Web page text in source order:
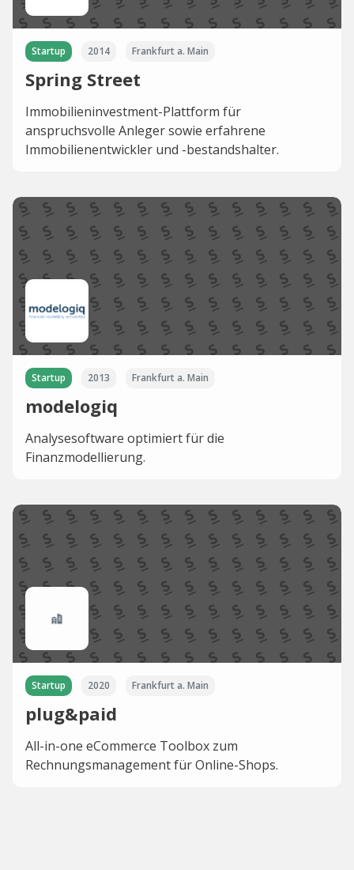
Startup 2014 Frankfurt a. Main
Spring Street
Immobilieninvestment-Plattform für
anspruchsvolle Anleger sowie erfahrene
Immobilienentwickler und -bestandshalter.
Startup 2013 Frankfurt a. Main
modelogiq
Analysesoftware optimiert für die
Finanzmodellierung.
Startup 2020 Frankfurt a. Main
plug&paid
All-in-one eCommerce Toolbox zum
Rechnungsmanagement für Online-Shops.